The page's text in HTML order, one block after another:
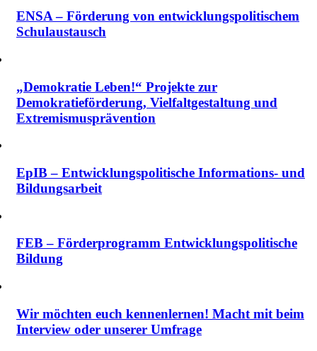
ENSA – Förderung von entwicklungspolitischem
Schulaustausch
„Demokratie Leben!“ Projekte zur
Demokratieförderung, Vielfalt­gestaltung und
Extremismus­prävention
EpIB – Entwicklungspolitische Informations- und
Bildungsarbeit
FEB – Förderprogramm Entwicklungspolitische
Bildung
Wir möchten euch kennenlernen! Macht mit beim
Interview oder unserer Umfrage